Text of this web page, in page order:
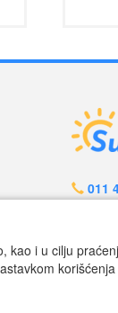
011
Radno
kao i u cilju